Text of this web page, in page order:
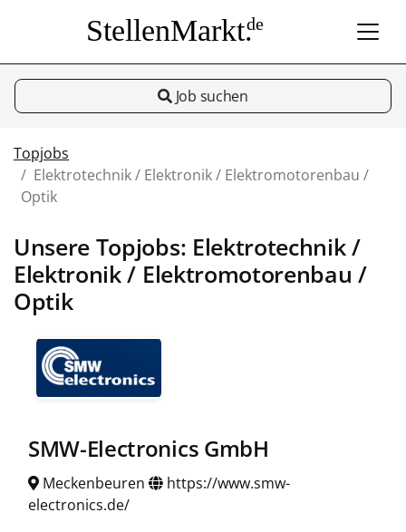
StellenMarkt.de
Job suchen
Topjobs
Elektrotechnik / Elektronik / Elektromotorenbau /
Optik
Unsere Topjobs: Elektrotechnik /
Elektronik / Elektromotorenbau /
Optik
SMW-Electronics GmbH
Meckenbeuren
https://www.smw-
electronics.de/